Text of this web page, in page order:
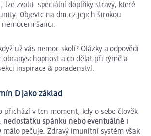
lze zvolit speciální doplňky stravy, které
Objevte na dm.cz jejich širokou
šanci.
už vás nemoc skolí? Otázky a odpovědi
obranyschopnost a co dělat při rýmě a
inspirace & poradenství.
D jako základ
přichází v ten moment, kdy o sebe člověk
nedostatku spánku nebo eventuálně i
málo pečuje. Zdravý imunitní systém však